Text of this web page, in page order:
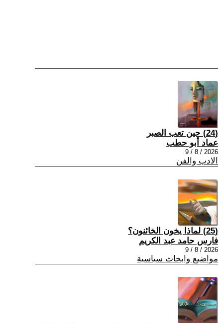
(24) حين تعب الصبر
عماد أبو حطب
2026 / 8 / 9
الادب والفن
(25) لماذا يخون الخائنون؟
فارس حامد عبد الكريم
2026 / 8 / 9
مواضيع وابحاث سياسية